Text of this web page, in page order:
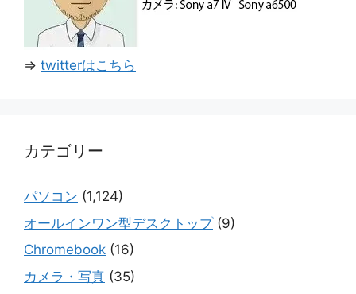
⇒ twitterはこちら
カテゴリー
パソコン (1,124)
オールインワン型デスクトップ(9)
Chromebook (16)
カメラ・写真 (35)